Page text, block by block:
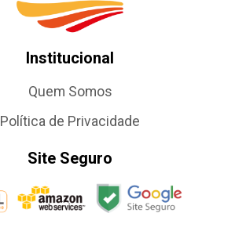
Institucional
Quem Somos
Política de Privacidade
Site Seguro